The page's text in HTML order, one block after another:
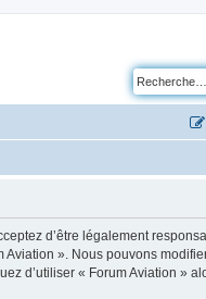
d’être légalement
». Nous pouvons
d’utiliser « Forum Aviation »